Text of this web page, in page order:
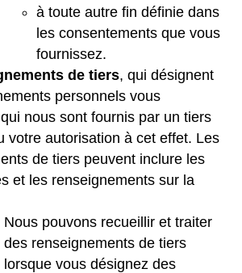
à toute autre fin définie dans
les consentements que vous
fournissez.
de tiers, qui désignent
personnels vous
nous sont fournis par un tiers
votre autorisation à cet effet. Les
de tiers peuvent inclure les
et les renseignements sur la
Nous pouvons recueillir et traiter
des renseignements de tiers
lorsque vous désignez des